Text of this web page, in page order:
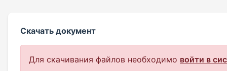
Скачать документ
Для скачивания файлов необходимо войти в